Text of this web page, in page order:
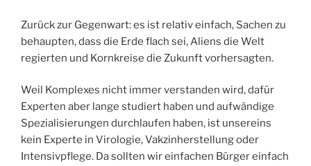
Zurück zur Gegenwart: es ist relativ einfach, Sachen zu
behaupten, dass die Erde flach sei, Aliens die Welt
regierten und Kornkreise die Zukunft vorhersagten.
Weil Komplexes nicht immer verstanden wird, dafür
Experten aber lange studiert haben und aufwändige
Spezialisierungen durchlaufen haben, ist unsereins
kein Experte in Virologie, Vakzinherstellung oder
Intensivpflege. Da sollten wir einfachen Bürger einfach